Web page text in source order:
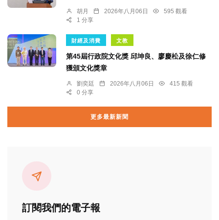
胡月 2026年八月06日
595 觀看
1 分享
財經及消費 文教
第45屆行政院文化獎 邱坤良、廖慶松及徐仁修
獲頒文化獎章
劉奕廷 2026年八月06日
415 觀看
0 分享
更多最新新聞
訂閱我們的電子報